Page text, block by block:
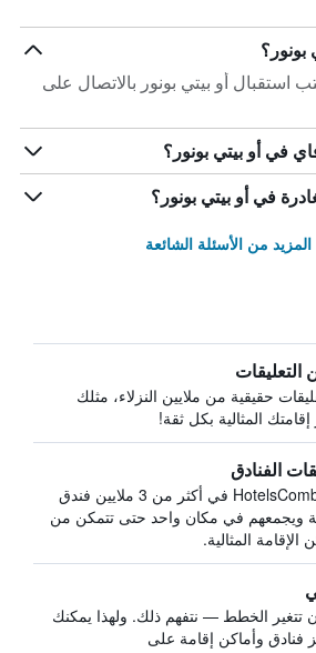
بونور؟
استقبال أو بيتي بونور بالاتصال على
في أو بيتي بونور؟
في أو بيتي بونور؟
من الأسئلة الشائعة
التعليقات
حقيقية من ملايين النزلاء، مثلك
المثالية بكل ثقة!
الفنادق
يبحث HotelsCombined في أكثر من 3 ملايين فندق
ويجمعهم في مكان واحد حتى تتمكن من
الإقامة المثالية.
تتغير الخطط — نتفهم ذلك. ولهذا يمكنك
فنادق وأماكن إقامة على